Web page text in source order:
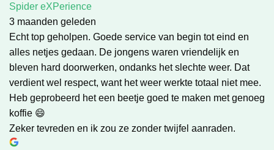
Spider eXPerience
3 maanden geleden
Echt top geholpen. Goede service van begin tot eind en
alles netjes gedaan. De jongens waren vriendelijk en
bleven hard doorwerken, ondanks het slechte weer. Dat
verdient wel respect, want het weer werkte totaal niet mee.
Heb geprobeerd het een beetje goed te maken met genoeg
koffie 😄
Zeker tevreden en ik zou ze zonder twijfel aanraden.